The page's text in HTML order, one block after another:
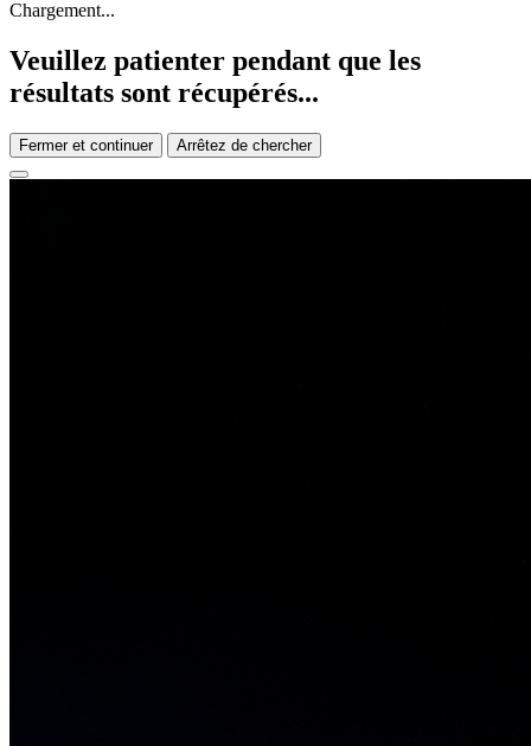
Chargement...
Veuillez patienter pendant que les
résultats sont récupérés...
Fermer et continuer Arrêtez de chercher